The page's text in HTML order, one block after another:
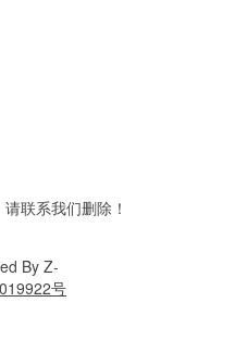
请联系我们删除！
By Z-
号